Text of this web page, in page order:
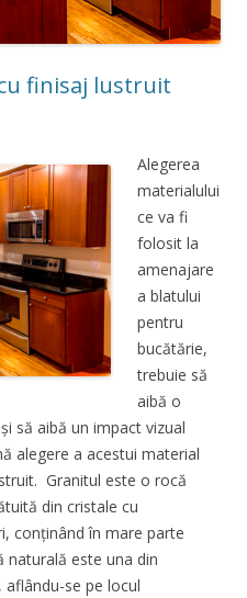
finisaj lustruit
Alegerea
materialului
ce va fi
folosit la
amenajare
a blatului
pentru
bucătărie,
trebuie să
aibă o
să aibă un impact vizual
alegere a acestui material
Granitul este o rocă
din cristale cu
conținând în mare parte
naturală este una din
se pe locul